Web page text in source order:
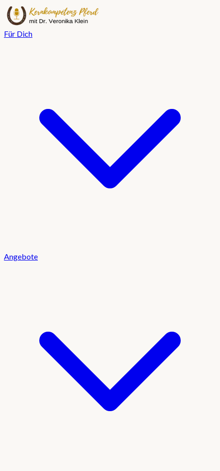
Für Dich
Angebote